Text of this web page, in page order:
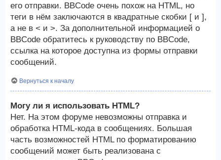
его отправки. BBCode очень похож на HTML, но
теги в нём заключаются в квадратные скобки [ и ],
а не в < и >. За дополнительной информацией о
BBCode обратитесь к руководству по BBCode,
ссылка на которое доступна из формы отправки
сообщений.
Вернуться к началу
Могу ли я использовать HTML?
Нет. На этом форуме невозможны отправка и
обработка HTML-кода в сообщениях. Большая
часть возможностей HTML по форматированию
сообщений может быть реализована с